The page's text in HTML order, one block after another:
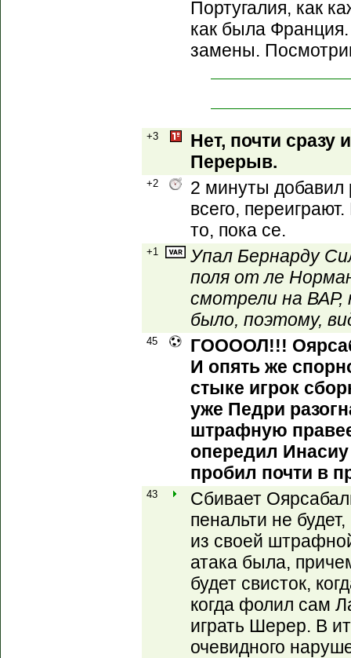
Португалия, как
как была
замены.
+3
Нет, почти сразу
Перерыв.
+2
2 минуты добавил
всего,
то, пока се.
+1
Упал Бернарду
поля от ле
смотрели на ВАР,
было, поэтому,
45
ГООООЛ!!!
И опять же
стыке игрок
уже Педри
штрафную
опередил
пробил почти в
43
Сбивает
пенальти не
из своей
атака была,
будет свисток,
когда фолил сам
играть Шерер. В
очевидного